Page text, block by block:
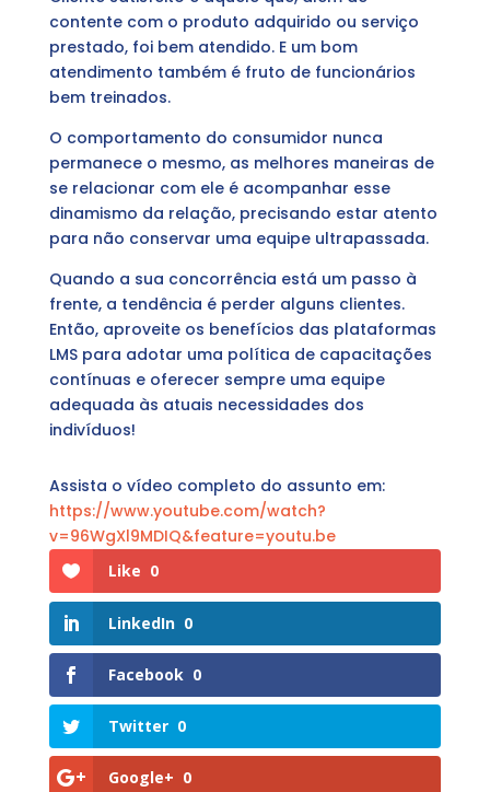
contente com o produto adquirido ou serviço
prestado, foi bem atendido. E um bom
atendimento também é fruto de funcionários
bem treinados.
O comportamento do consumidor nunca
permanece o mesmo, as melhores maneiras de
se relacionar com ele é acompanhar esse
dinamismo da relação, precisando estar atento
para não conservar uma equipe ultrapassada.
Quando a sua concorrência está um passo à
frente, a tendência é perder alguns clientes.
Então, aproveite os benefícios das plataformas
LMS para adotar uma política de capacitações
contínuas e oferecer sempre uma equipe
adequada às atuais necessidades dos
indivíduos!
Assista o vídeo completo do assunto em:
https://www.youtube.com/watch?
v=96WgXl9MDIQ&feature=youtu.be
Like 0
LinkedIn 0
Facebook 0
Twitter 0
Google+ 0